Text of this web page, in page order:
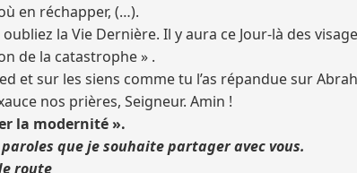
en réchapper, (…).
la Vie Dernière. Il y aura ce Jour-là des
de la catastrophe » .
et sur les siens comme tu l’as répandue sur
nos prières, Seigneur. Amin !
la modernité ».
que je souhaite partager avec vous.
route